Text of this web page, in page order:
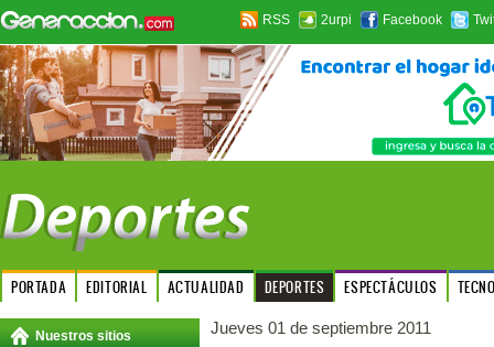
RSS 2urpi Facebook
PORTADA EDITORIAL ACTUALIDAD DEPORTES ESPECTÁCULOS
Nuestros sitios Jueves 01 de septiembre 2011